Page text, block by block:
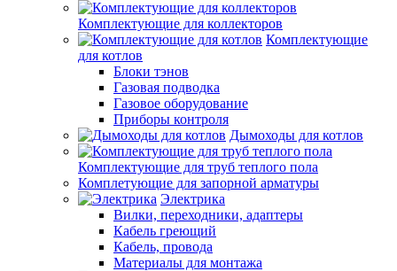
Комплектующие для коллекторов
Комплектующие
для котлов
Блоки тэнов
Газовая подводка
Газовое оборудование
Приборы контроля
Дымоходы для котлов
Комплектующие для труб теплого пола
Комплетующие для запорной арматуры
Электрика
Вилки, переходники, адаптеры
Кабель греющий
Кабель, провода
Материалы для монтажа